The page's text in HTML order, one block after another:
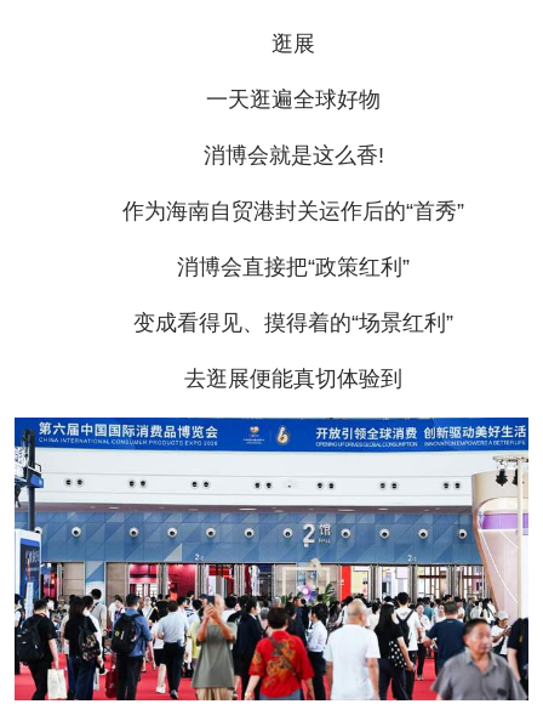
逛展
一天逛遍全球好物
消博会就是这么香!
作为海南自贸港封关运作后的“首秀”
消博会直接把“政策红利”
变成看得见、摸得着的“场景红利”
去逛展便能真切体验到